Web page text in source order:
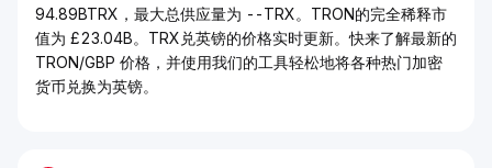
94.89BTRX，最大总供应量为 --TRX。TRON的完全稀释市
值为 £23.04B。TRX兑英镑的价格实时更新。快来了解最新的
TRON/GBP 价格，并使用我们的工具轻松地将各种热门加密
货币兑换为英镑。